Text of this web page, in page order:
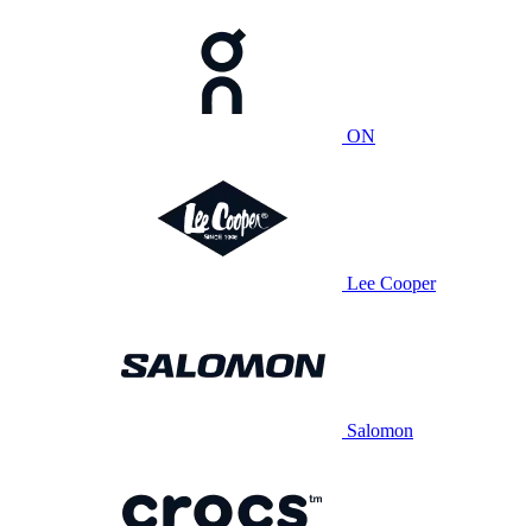
ON
Lee Cooper
Salomon